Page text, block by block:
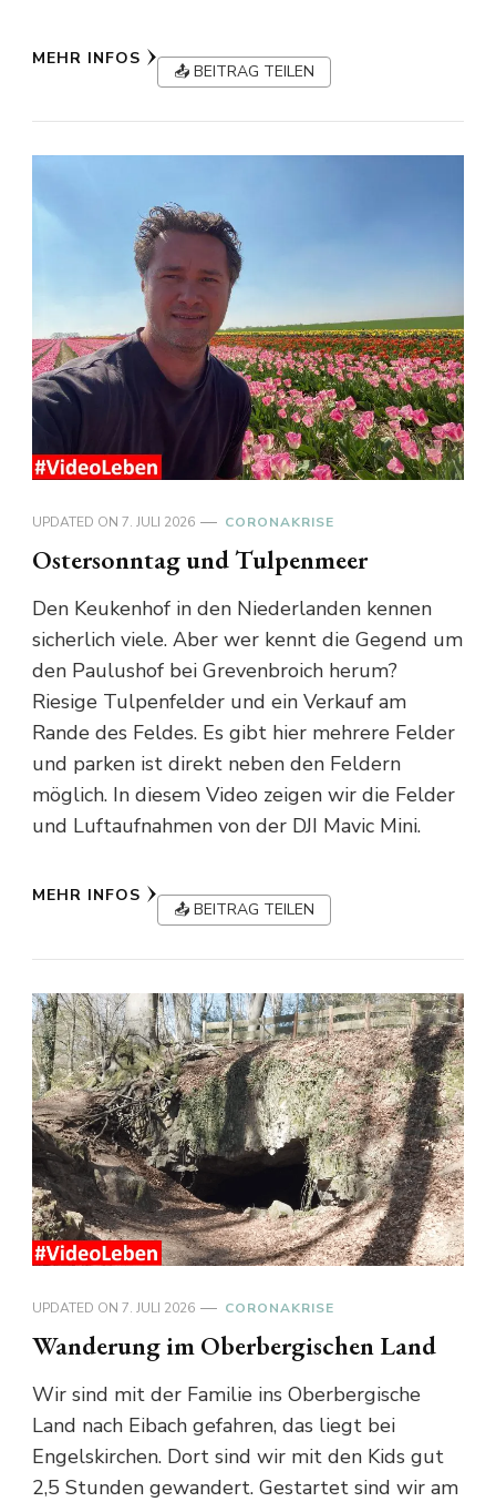
MEHR INFOS
📤 BEITRAG TEILEN
UPDATED ON 7. JULI 2026 CORONAKRISE
Ostersonntag und Tulpenmeer
Den Keukenhof in den Niederlanden kennen
sicherlich viele. Aber wer kennt die Gegend um
den Paulushof bei Grevenbroich herum?
Riesige Tulpenfelder und ein Verkauf am
Rande des Feldes. Es gibt hier mehrere Felder
und parken ist direkt neben den Feldern
möglich. In diesem Video zeigen wir die Felder
und Luftaufnahmen von der DJI Mavic Mini.
MEHR INFOS
📤 BEITRAG TEILEN
UPDATED ON 7. JULI 2026 CORONAKRISE
Wanderung im Oberbergischen Land
Wir sind mit der Familie ins Oberbergische
Land nach Eibach gefahren, das liegt bei
Engelskirchen. Dort sind wir mit den Kids gut
2,5 Stunden gewandert. Gestartet sind wir am